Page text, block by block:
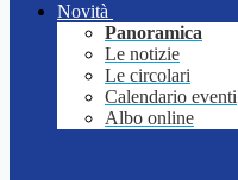
Novità
Panoramica
Le notizie
Le circolari
Calendario eventi
Albo online